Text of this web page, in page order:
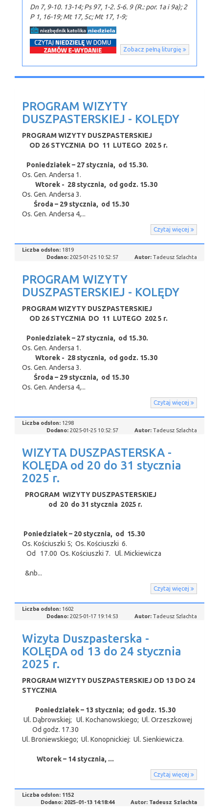
Dn 7, 9-10. 13-14; Ps 97, 1-2. 5-6. 9 (R.: por. 1a i 9a); 2
P 1, 16-19; Mt 17, 5c; Mt 17, 1-9;
Zobacz pełną liturgię
PROGRAM WIZYTY
DUSZPASTERSKIEJ - KOLĘDY
PROGRAM WIZYTY DUSZPASTERSKIEJ
OD 26 STYCZNIA DO 11 LUTEGO 202 5 r.
Poniedziałek – 27 stycznia, od 15.30.
Os. Gen. Andersa 1.
Wtorek - 28 stycznia, od godz. 15.30
Os. Gen. Andersa 3.
Środa – 29 stycznia, od 15.30
Os. Gen. Andersa 4,...
Czytaj więcej
Liczba odsłon: 1819
Dodano: 2025-01-25 10:52:57 Autor: Tadeusz Szlachta
PROGRAM WIZYTY
DUSZPASTERSKIEJ - KOLĘDY
PROGRAM WIZYTY DUSZPASTERSKIEJ
OD 26 STYCZNIA DO 11 LUTEGO 202 5 r.
Poniedziałek – 27 stycznia, od 15.30.
Os. Gen. Andersa 1.
Wtorek - 28 stycznia, od godz. 15.30
Os. Gen. Andersa 3.
Środa – 29 stycznia, od 15.30
Os. Gen. Andersa 4,...
Czytaj więcej
Liczba odsłon: 1298
Dodano: 2025-01-25 10:52:57 Autor: Tadeusz Szlachta
WIZYTA DUSZPASTERSKA -
KOLĘDA od 20 do 31 stycznia
2025 r.
PROGRAM WIZYTY DUSZPASTERSKIEJ
od 20 do 31 stycznia 2025 r.
Poniedziałek – 20 stycznia, od 15.30
Os. Kościuszki 5; Os. Kościuszki 6.
Od 17.00 Os. Kościuszki 7. Ul. Mickiewicza
&nb...
Czytaj więcej
Liczba odsłon: 1602
Dodano: 2025-01-17 19:14:53 Autor: Tadeusz Szlachta
Wizyta Duszpasterska -
KOLĘDA od 13 do 24 stycznia
2025 r.
PROGRAM WIZYTY DUSZPASTERSKIEJ OD 13 DO 24
STYCZNIA
Poniedziałek – 13 stycznia; od godz. 15.30
Ul. Dąbrowskiej; Ul. Kochanowskiego; Ul. Orzeszkowej
Od godz. 17.30
Ul. Broniewskiego; Ul. Konopnickiej: Ul. Sienkiewicza.
Wtorek – 14 stycznia, ...
Czytaj więcej
Liczba odsłon: 1152
Dodano: 2025-01-13 14:18:44 Autor: Tadeusz Szlachta